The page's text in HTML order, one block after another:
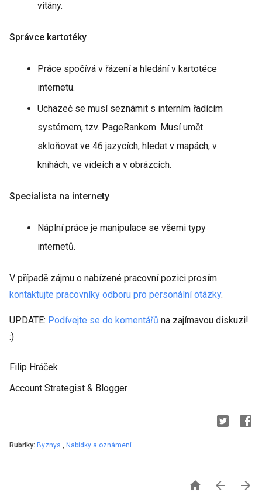
vítány.
Správce kartotéky
Práce spočívá v řázení a hledání v kartotéce
internetu.
Uchazeč se musí seznámit s interním řadícím
systémem, tzv. PageRankem. Musí umět
skloňovat ve 46 jazycích, hledat v mapách, v
knihách, ve videích a v obrázcích.
Specialista na internety
Náplní práce je manipulace se všemi typy
internetů.
V případě zájmu o nabízené pracovní pozici prosím
kontaktujte pracovníky odboru pro personální otázky.
UPDATE: Podívejte se do komentářů na zajímavou diskuzi!
:)
Filip Hráček
Account Strategist & Blogger
Rubriky: Byznys , Nabídky a oznámení
  